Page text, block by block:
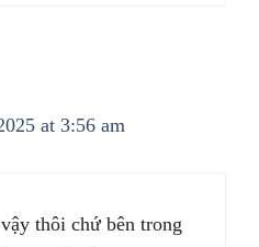
at 3:56 am
thôi chứ bên trong